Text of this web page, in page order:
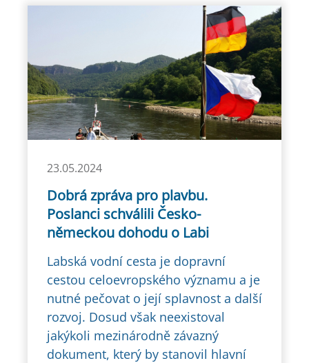
23.05.2024
Dobrá zpráva pro plavbu.
Poslanci schválili Česko-
německou dohodu o Labi
Labská vodní cesta je dopravní
cestou celoevropského významu a je
nutné pečovat o její splavnost a další
rozvoj. Dosud však neexistoval
jakýkoli mezinárodně závazný
dokument, který by stanovil hlavní